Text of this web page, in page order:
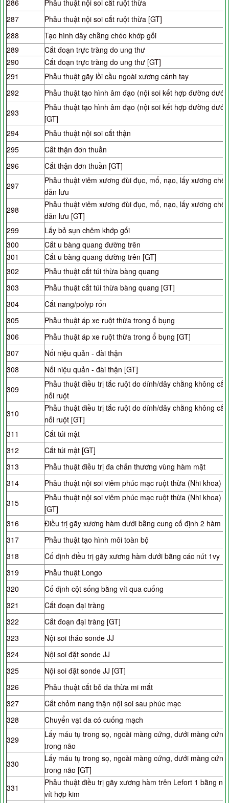
286
Phẫu thuật nội soi cắt ruột thừa
287
Phẫu thuật nội soi cắt ruột thừa [GT]
288
Tạo hình dây chằng chéo khớp gối
289
Cắt đoạn trực tràng do ung thư
290
Cắt đoạn trực tràng do ung thư [GT]
291
Phẫu thuật gãy lồi cầu ngoài xương cánh tay
292
Phẫu thuật tạo hình âm đạo (nội soi kết hợp đường dưới)
293
Phẫu thuật tạo hình âm đạo (nội soi kết hợp đường dưới)
[GT]
294
Phẫu thuật nội soi cắt thận
295
Cắt thận đơn thuần
296
Cắt thận đơn thuần [GT]
297
Phẫu thuật viêm xương đùi đục, mổ, nạo, lấy xương chết,
dẫn lưu
298
Phẫu thuật viêm xương đùi đục, mổ, nạo, lấy xương chết,
dẫn lưu [GT]
299
Lấy bỏ sụn chêm khớp gối
300
Cắt u bàng quang đường trên
301
Cắt u bàng quang đường trên [GT]
302
Phẫu thuật cắt túi thừa bàng quang
303
Phẫu thuật cắt túi thừa bàng quang [GT]
304
Cắt nang/polyp rốn
305
Phẫu thuật áp xe ruột thừa trong ổ bụng
306
Phẫu thuật áp xe ruột thừa trong ổ bụng [GT]
307
Nối niệu quản - đài thận
308
Nối niệu quản - đài thận [GT]
309
Phẫu thuật điều trị tắc ruột do dính/dây chằng không cắt
nối ruột
310
Phẫu thuật điều trị tắc ruột do dính/dây chằng không cắt
nối ruột [GT]
311
Cắt túi mật
312
Cắt túi mật [GT]
313
Phẫu thuật điều trị đa chấn thương vùng hàm mặt
314
Phẫu thuật nội soi viêm phúc mạc ruột thừa (Nhi khoa)
315
Phẫu thuật nội soi viêm phúc mạc ruột thừa (Nhi khoa)
[GT]
316
Điều trị gãy xương hàm dưới bằng cung cố định 2 hàm
317
Phẫu thuật tạo hình môi toàn bộ
318
Cố định điều trị gãy xương hàm dưới bằng các nút 1vy
319
Phẫu thuật Longo
320
Cố định cột sống bằng vít qua cuống
321
Cắt đoạn đại tràng
322
Cắt đoạn đại tràng [GT]
323
Nội soi tháo sonde JJ
324
Nội soi đặt sonde JJ
325
Nội soi đặt sonde JJ [GT]
326
Phẫu thuật cắt bỏ da thừa mi mắt
327
Cắt chỏm nang thận nội soi sau phúc mạc
328
Chuyển vạt da có cuống mạch
329
Lấy máu tụ trong sọ, ngoài màng cứng, dưới màng cứng,
trong não
330
Lấy máu tụ trong sọ, ngoài màng cứng, dưới màng cứng,
trong não [GT]
331
Phẫu thuật điều trị gãy xương hàm trên Lefort 1 bằng
vít hợp kim